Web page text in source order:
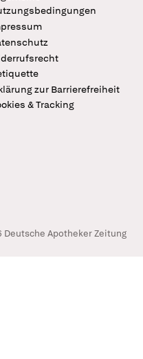
zur Barrierefreiheit
& Tracking
Deutsche Apotheker Zeitung